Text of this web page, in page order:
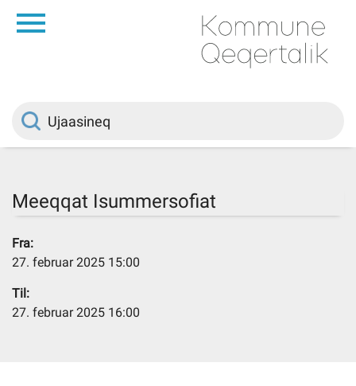
Innuttaasunut
Ileqqoreqqusat
Meeqqat Isummersofiat
Fra:
27. februar 2025 15:00
Til:
27. februar 2025 16:00